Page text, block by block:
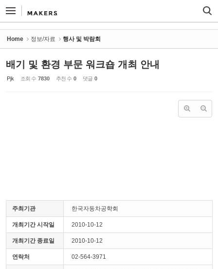
Home 정보/자료 행사 및 박람회
배기 및 환경 부문 워크숍 개최 안내
Pjk 조회 수 7830 추천 수 0 댓글 0
주최기관 한국자동차공햑회
개최기간 시작일 2010-10-12
개최기간 종료일 2010-10-12
연락처 02-564-3971